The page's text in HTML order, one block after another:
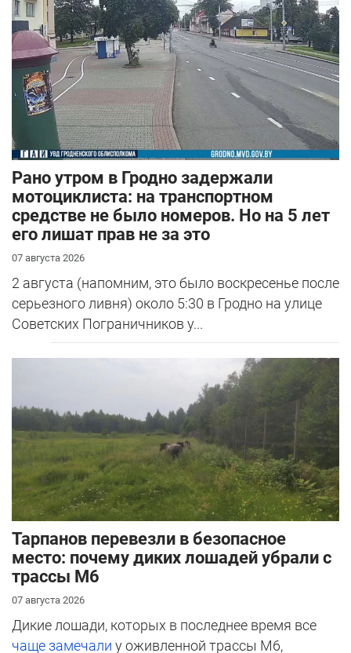
Рано утром в Гродно задержали
мотоциклиста: на транспортном
средстве не было номеров. Но на 5 лет
его лишат прав не за это
07 августа 2026
2 августа (напомним, это было воскресенье после
серьезного ливня) около 5:30 в Гродно на улице
Советских Пограничников у...
Тарпанов перевезли в безопасное
место: почему диких лошадей убрали с
трассы М6
07 августа 2026
Дикие лошади, которых в последнее время все
чаще замечали у оживленной трассы М6,